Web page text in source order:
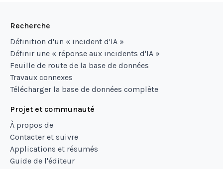
Recherche
Définition d'un « incident d'IA »
Définir une « réponse aux incidents d'IA »
Feuille de route de la base de données
Travaux connexes
Télécharger la base de données complète
Projet et communauté
À propos de
Contacter et suivre
Applications et résumés
Guide de l'éditeur